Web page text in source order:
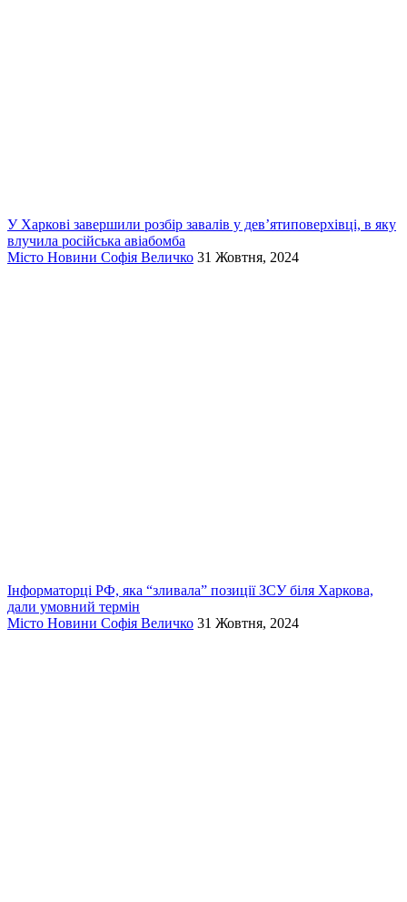
У Харкові завершили розбір завалів у дев’ятиповерхівці, в яку
влучила російська авіабомба
Місто Новини Софія Величко 31 Жовтня, 2024
Інформаторці РФ, яка “зливала” позиції ЗСУ біля Харкова,
дали умовний термін
Місто Новини Софія Величко 31 Жовтня, 2024